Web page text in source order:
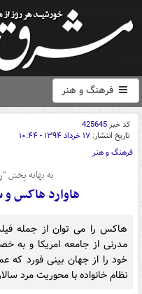
فرهنگ و هنر
کد خبر425645
تاریخ انتشار: ۱۷ خرداد ۱۳۹۴ - ۱۰:۴۴
فرهنگ و هنر
به بهانه پخش
هاوارد هاکس و
هاکس را می توان از جمله
مدرنی از جامعه امریکا و به
خود را از جهان بینی فورد که
نظام خانواده با محوریت مرد